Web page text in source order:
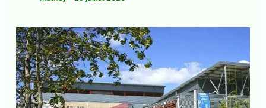
Guadeloupe. Santé mentale. Pourquoi
autant de personnes souffrent de